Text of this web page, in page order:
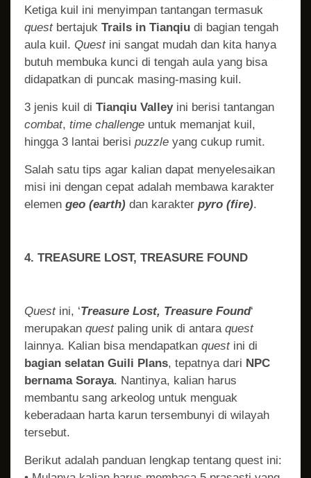
Ketiga kuil ini menyimpan tantangan termasuk
questbertajuk Trails in Tianqiu di bagian tengah
aula kuil. Questini sangat mudah dan kita hanya
butuh membuka kunci di tengah aula yang bisa
didapatkan di puncak masing-masing kuil.
3 jenis kuil di Tianqiu Valleyini berisi tantangan
combat, time challenge untuk memanjat kuil,
hingga 3 lantai berisi puzzle yang cukup rumit.
Salah satu tips agar kalian dapat menyelesaikan
misi ini dengan cepat adalah membawa karakter
elemen geo (earth) dan karakter pyro (fire).
4. TREASURE LOST, TREASURE FOUND
Questini, ‘Treasure Lost, Treasure Found‘
merupakan questpaling unik di antara quest
lainnya. Kalian bisa mendapatkan questini di
bagian selatan Guili Plans, tepatnya dari NPC
bernama Soraya. Nantinya, kalian harus
membantu sang arkeolog untuk menguak
keberadaan harta karun tersembunyi di wilayah
tersebut.
Berikut adalah panduan lengkap tentang quest ini: